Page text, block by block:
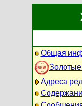
Общая
Адреса